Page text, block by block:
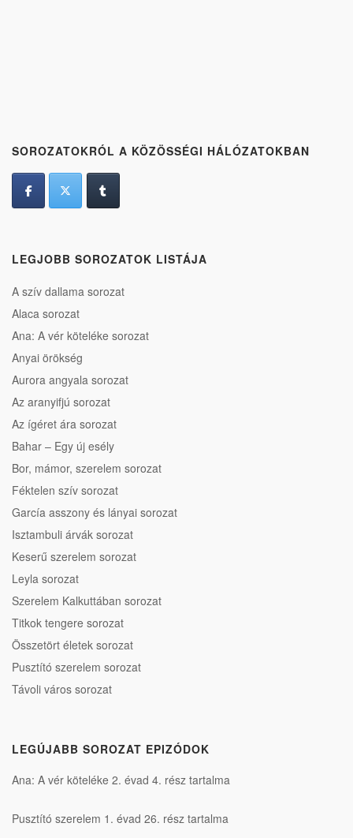
SOROZATOKRÓL A KÖZÖSSÉGI HÁLÓZATOKBAN
LEGJOBB SOROZATOK LISTÁJA
A szív dallama sorozat
Alaca sorozat
Ana: A vér köteléke sorozat
Anyai örökség
Aurora angyala sorozat
Az aranyifjú sorozat
Az ígéret ára sorozat
Bahar – Egy új esély
Bor, mámor, szerelem sorozat
Féktelen szív sorozat
García asszony és lányai sorozat
Isztambuli árvák sorozat
Keserű szerelem sorozat
Leyla sorozat
Szerelem Kalkuttában sorozat
Titkok tengere sorozat
Összetört életek sorozat
Pusztító szerelem sorozat
Távoli város sorozat
LEGÚJABB SOROZAT EPIZÓDOK
Ana: A vér köteléke 2. évad 4. rész tartalma
Pusztító szerelem 1. évad 26. rész tartalma